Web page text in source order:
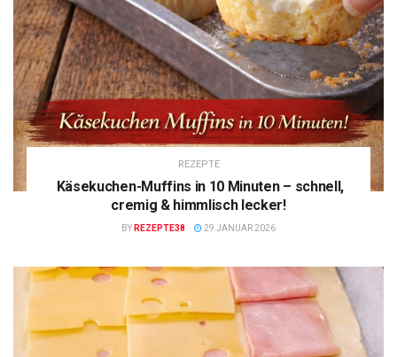
REZEPTE
Käsekuchen-Muffins in 10 Minuten – schnell,
cremig & himmlisch lecker!
BY REZEPTE38 29 JANUAR 2026